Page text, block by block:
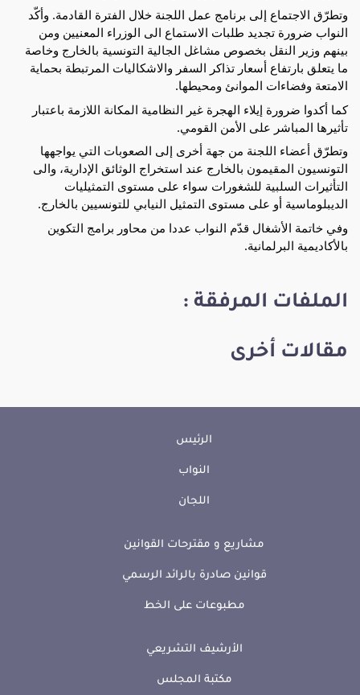
وتطرّق الاجتماع إلى برنامج عمل اللجنة خلال الفترة القادمة. وأكّد
النواب ضرورة تجديد طلبات الاستماع الى الوزراء المعنيين ومن
بينهم وزير النقل بخصوص مشاغل الجالية التونسية بالخارج وخاصة
ما يتعلق بارتفاع أسعار تذاكر السفر والاشكاليات المرتبطة بحماية
الامتعة وفضاءات الموانئ ومحيطها.
كما أكدوا ضرورة إيلاء الهجرة غير النظامية المكانة اللازمة باعتبار
تأثيرها المباشر على الأمن القومي.
وتطرّق أعضاء اللجنة من جهة أخرى إلى الصعوبات التي يواجهها
التونسيون المقيمون بالخارج عند استخراج الوثائق الإدارية، والى
التأثيرات السلبية للشغورات سواء على مستوى التمثيليات
الديبلوماسية أو على مستوى التمثيل النيابي للتونسيين بالخارج.
وفي خاتمة الأشغال قدّم النواب عددا من محاور برامج التكوين
بالأكاديمية البرلمانية.
الملفات المرفقة :
مقالات أخرى
الرئيس
النواب
اللجان
مشاريع و مقترحات القوانين
قوانين صادرة بالرائد الرسمي
مطبوعات على الخط
الأرشيف التشريعي
مكتبة المجلس